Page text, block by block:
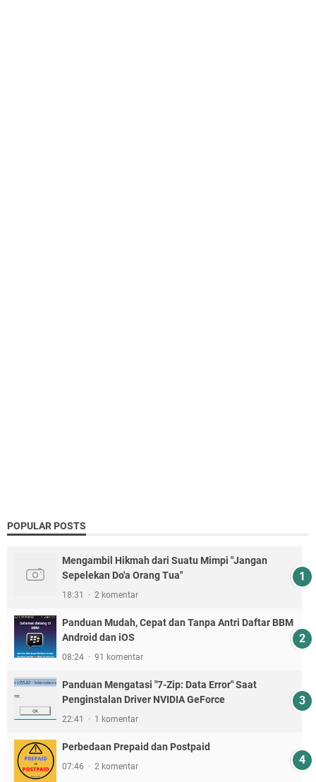
POPULAR POSTS
Mengambil Hikmah dari Suatu Mimpi "Jangan
Sepelekan Do'a Orang Tua"
18:31 2 komentar
Panduan Mudah, Cepat dan Tanpa Antri Daftar BBM
Android dan iOS
08:24 91 komentar
Panduan Mengatasi "7-Zip: Data Error" Saat
Penginstalan Driver NVIDIA GeForce
22:41 1 komentar
Perbedaan Prepaid dan Postpaid
07:46 2 komentar